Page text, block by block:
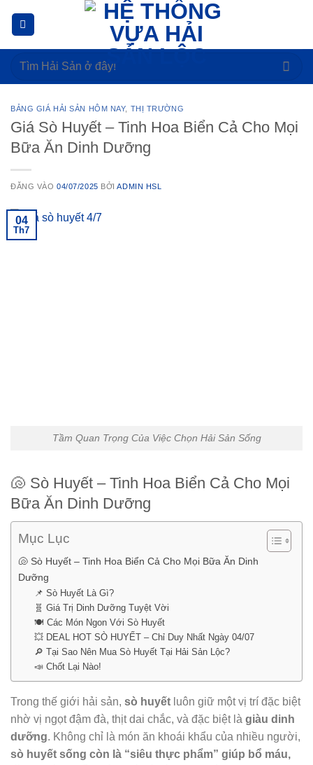
dung
Tìm
BẢNG GIÁ HẢI SẢN HÔM NAY, THỊ TRƯỜNG
Giá Sò Huyết – Tinh Hoa Biển Cả Cho Mọi
Bữa Ăn Dinh Dưỡng
ĐĂNG VÀO04/07/2025 BỞIADMIN HSL
04
Th7
Tầm Quan Trọng Của Việc Chọn Hải Sản Sống
🐚 Sò Huyết – Tinh Hoa Biển Cả Cho Mọi
Bữa Ăn Dinh Dưỡng
Mục Lục
🐚 Sò Huyết – Tinh Hoa Biển Cả Cho Mọi Bữa Ăn Dinh
Dưỡng
📌 Sò Huyết Là Gì?
🧬 Giá Trị Dinh Dưỡng Tuyệt Vời
🍽️ Các Món Ngon Với Sò Huyết
💥 DEAL HOT SÒ HUYẾT – Chỉ Duy Nhất Ngày 04/07
🔎 Tại Sao Nên Mua Sò Huyết Tại Hải Sản Lộc?
📣 Chốt Lại Nào!
Trong thế giới hải sản, sò huyết luôn giữ một vị trí đặc biệt
nhờ vị ngọt đậm đà, thịt dai chắc, và đặc biệt là giàu dinh
dưỡng. Không chỉ là món ăn khoái khẩu của nhiều người,
sò huyết sống còn là “siêu thực phẩm” giúp bổ máu,